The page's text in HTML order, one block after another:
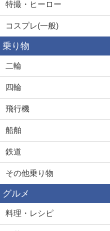
特撮・ヒーロー
コスプレ(一般)
乗り物
二輪
四輪
飛行機
船舶
鉄道
その他乗り物
グルメ
料理・レシピ